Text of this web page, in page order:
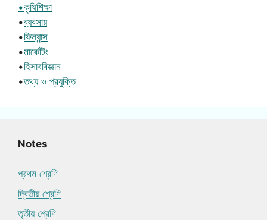
•কৃষিশিক্ষা
•ব্যবসায়
•ফিন্যান্স
•মার্কেটিং
•হিসাববিজ্ঞান
•তথ্য ও প্রযুক্তি
Notes
প্রথম শ্রেণি
দ্বিতীয় শ্রেণি
তৃতীয় শ্রেণি